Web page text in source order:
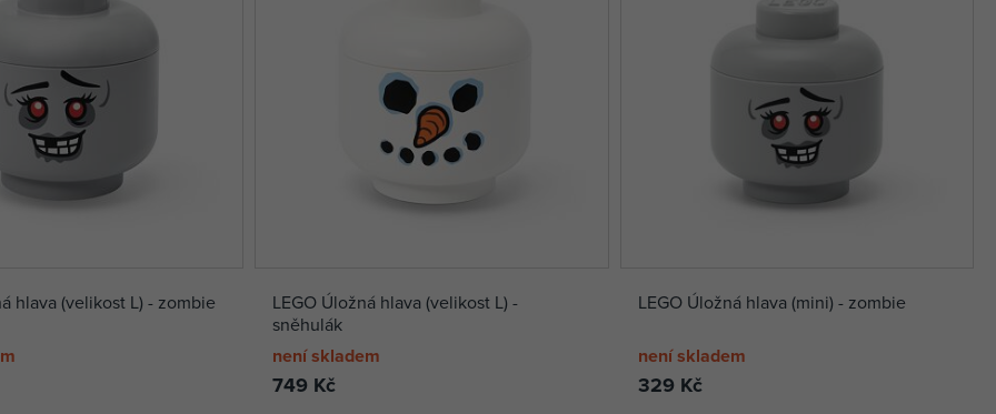
hlava (velikost L) - zombie
LEGO Úložná hlava (velikost L) -
sněhulák
není skladem
749 Kč
LEGO Úložná hlava (mini) - zombie
není skladem
329 Kč